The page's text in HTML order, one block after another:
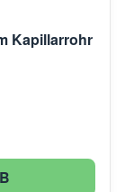
Kapillarrohr